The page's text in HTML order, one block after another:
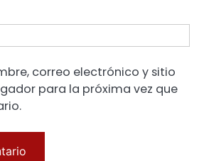
correo electrónico y sitio
para la próxima vez que